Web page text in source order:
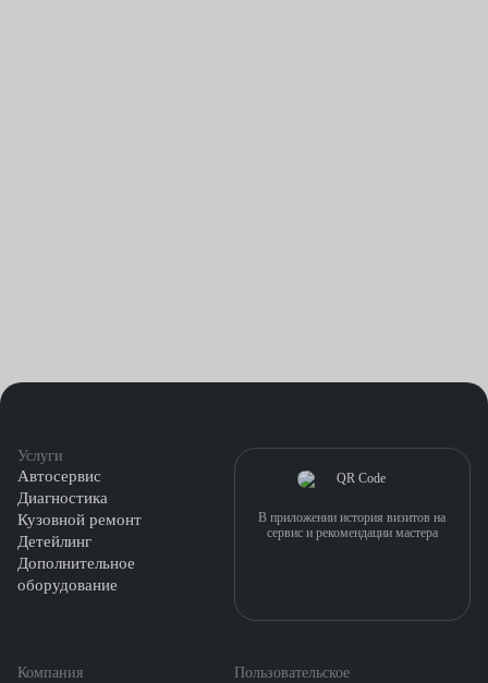
Услуги
Автосервис
Диагностика
Кузовной ремонт
Детейлинг
Дополнительное
оборудование
Компания
Пользовательское
В приложении история визитов на
сервис и рекомендации мастера